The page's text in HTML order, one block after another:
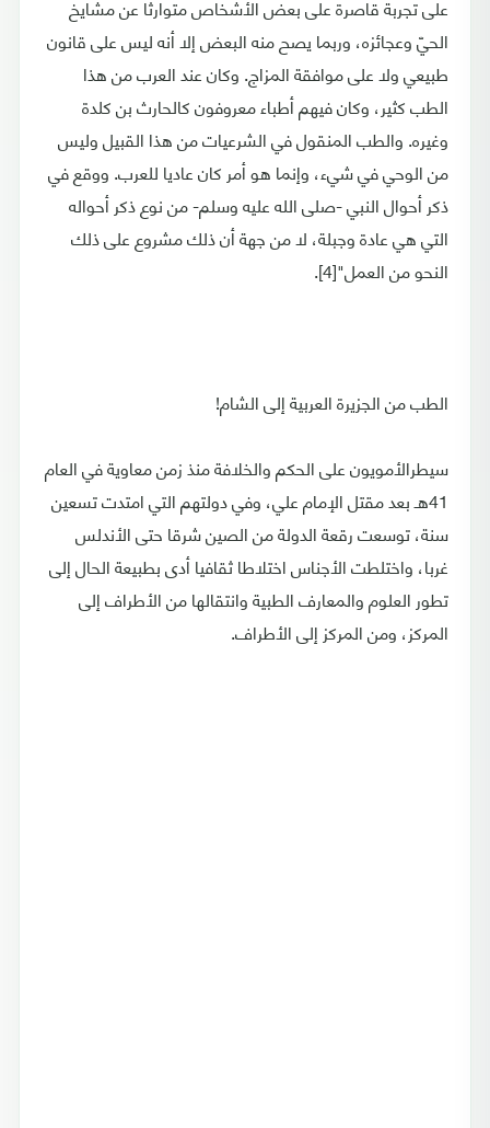
على تجربة قاصرة على بعض الأشخاص متوارثا عن مشايخ
الحيّ وعجائزه، وربما يصح منه البعض إلا أنه ليس على قانون
طبيعي ولا على موافقة المزاج. وكان عند العرب من هذا
الطب كثير، وكان فيهم أطباء معروفون كالحارث بن كلدة
وغيره. والطب المنقول في الشرعيات من هذا القبيل وليس
من الوحي في شيء، وإنما هو أمر كان عاديا للعرب. ووقع في
ذكر أحوال النبي -صلى الله عليه وسلم- من نوع ذكر أحواله
التي هي عادة وجبلة، لا من جهة أن ذلك مشروع على ذلك
النحو من العمل"[4].
الطب من الجزيرة العربية إلى الشام!
سيطرالأمويون على الحكم والخلافة منذ زمن معاوية في العام
41هـ بعد مقتل الإمام علي، وفي دولتهم التي امتدت تسعين
سنة، توسعت رقعة الدولة من الصين شرقا حتى الأندلس
غربا، واختلطت الأجناس اختلاطا ثقافيا أدى بطبيعة الحال إلى
تطور العلوم والمعارف الطبية وانتقالها من الأطراف إلى
المركز، ومن المركز إلى الأطراف.